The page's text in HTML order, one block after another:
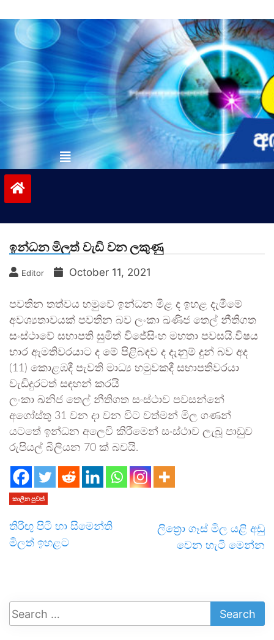
to
contentvinivida.lk
ඉන්ධන මිලත් වැඩි වන ලකුණු
Editor October 11, 2021
පවතින තත්වය හමුවේ ඉන්ධන මිළ ද ඉහළ දැමීමේ
අවශ්‍යතාවයක් පවතින බව ලංකා ඛණිජ තෙල් නීතිගත
සංස්ථාවේ සභාපති සුමිත් විජේසිංහ මහතා පවසයි.විෂය
භාර ඇමතිවරයාට ද මේ පිළිබඳව ද දැනුම් දුන් බව අද
(11) කොළඹදී පැවති මාධ්‍ය හමුවකදී සභාපතිවරයා
වැඩිදුරටත් සඳහන් කරයි
ලංකා ඛනිජ තෙල් නීතිගත සංස්ථාව පවසන්නේ
අගෝස්තු 31 වන දා වන විට වත්මන් මිල ගණන්
යටතේ ඉන්ධන අලෙවි කිරීමෙන් සංස්ථාව ලැබූ පාඩුව
රුපියල් බිලියන 70 ක් බවයි.
කාලීන පුවත්
තිරිඟු පිටි හා සිමෙන්ති
මිලත් ඉහළට
ලිත්‍රො ගෑස් මිල යළි අඩු
වෙන හැටි මෙන්න